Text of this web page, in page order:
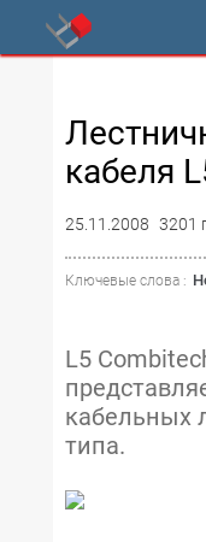
кабеля
25.11.2008 3201
Ключевые слова :
L5
кабельных
типа.